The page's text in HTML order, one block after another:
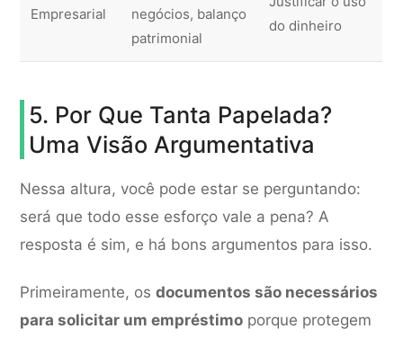
Empresarial
negócios, balanço
patrimonial
do dinheiro
5. Por Que Tanta Papelada?
Uma Visão Argumentativa
Nessa altura, você pode estar se perguntando:
será que todo esse esforço vale a pena? A
resposta é sim, e há bons argumentos para isso.
Primeiramente, osdocumentos são necessários
para solicitar um empréstimo porque protegem